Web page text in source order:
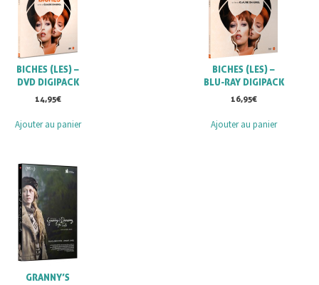
BICHES (LES) –
DVD DIGIPACK
14,95€
Ajouter au panier
BICHES (LES) –
BLU-RAY DIGIPACK
16,95€
Ajouter au panier
GRANNY’S